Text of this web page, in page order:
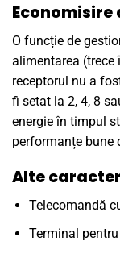
Economisire
O funcție de
alimentarea (trece
receptorul nu a
fi setat la 2, 4, 8
energie în timpul
performanțe bune
Alte
Telecomandă
Terminal